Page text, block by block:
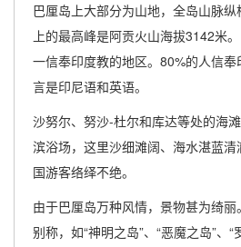
巴厘岛上大部分为山地，全岛山脉
上的最高峰是阿贡火山海拔3142米
一信奉印度教的地区。80%的人信
言是印尼语和英语。
沙努尔、努沙-杜尔和库达等处的海
滨浴场，这里沙细滩阔、海水湛蓝
国游客络绎不绝。
由于巴厘岛万种风情，景物甚为绮
别称，如“神明之岛”、“恶魔之岛”、“